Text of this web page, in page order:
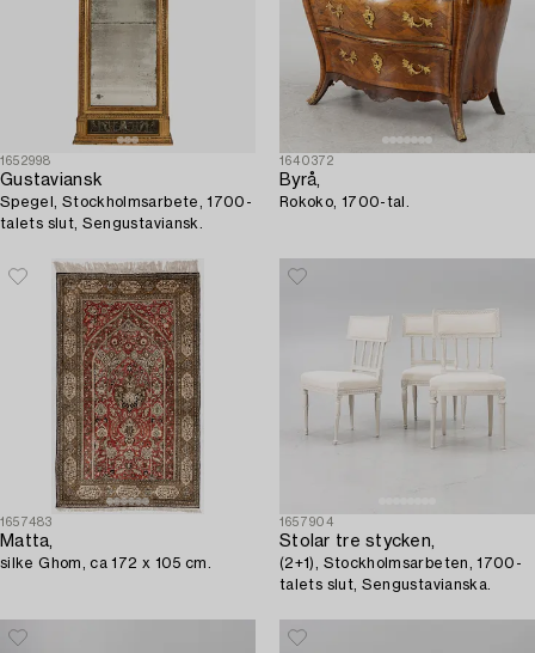
1652998
Gustaviansk
Spegel, Stockholmsarbete, 1700-
talets slut, Sengustaviansk.
1640372
Byrå,
Rokoko, 1700-tal.
1657483
Matta,
silke Ghom, ca 172 x 105 cm.
1657904
Stolar tre stycken,
(2+1), Stockholmsarbeten, 1700-
talets slut, Sengustavianska.